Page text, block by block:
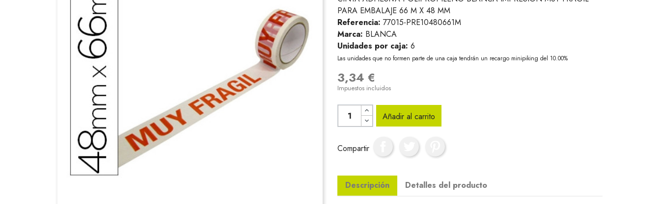
PARA EMBALAJE 66 M X 48 MM
Referencia: 77015-PRE10480661M
Marca: BLANCA
Unidades por caja: 6
Las unidades que no formen parte de una caja tendrán un recargo minipiking del 10.00%
3,34 €
Impuestos incluidos
Añadir al carrito
Compartir
Descripción Detalles del producto